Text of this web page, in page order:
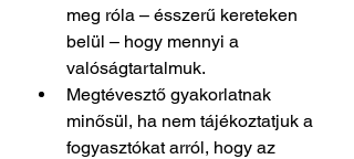
meg róla – ésszerű kereteken
belül – hogy mennyi a
valóságtartalmuk.
Megtévesztő gyakorlatnak
minősül, ha nem tájékoztatjuk a
fogyasztókat arról, hogy az